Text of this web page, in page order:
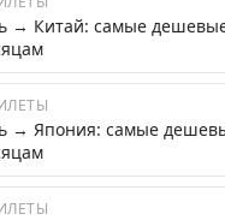
→ Китай: самые
→ Япония: самые